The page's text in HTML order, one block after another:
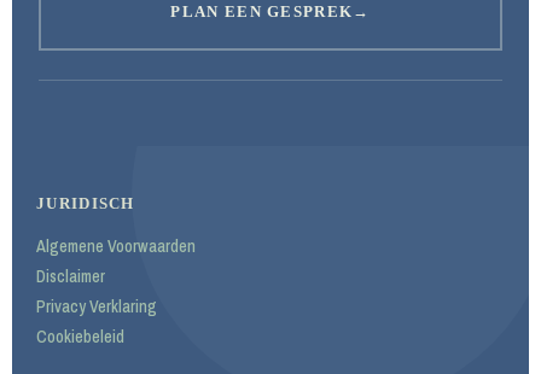
PLAN EEN GESPREK
JURIDISCH
Algemene Voorwaarden
Disclaimer
Privacy Verklaring
Cookiebeleid